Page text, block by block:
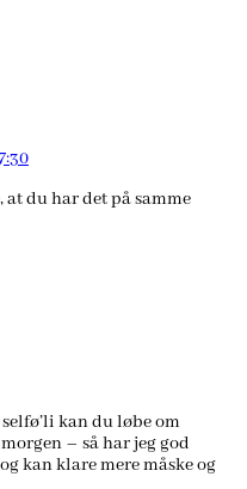
du har det på samme
kan du løbe om
– så har jeg god
kan klare mere måske og